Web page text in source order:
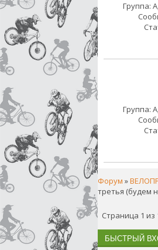
Группа:
Группа:
Форум »
третья (будем
Страница 1 из